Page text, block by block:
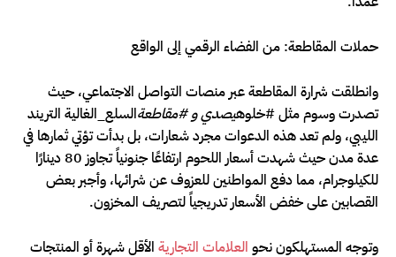
حملات المقاطعة: من الفضاء الرقمي إلى الواقع
وانطلقت شرارة المقاطعة عبر منصات التواصل الاجتماعي، حيث
تصدرت وسوم مثل #خلوهيصدي و #مقاطعةالسلع_الغالية التريند
الليبي، ولم تعد هذه الدعوات مجرد شعارات، بل بدأت تؤتي ثمارها في
عدة مدن حيث شهدت أسعار اللحوم ارتفاعًا جنونياً تجاوز 80 دينارًا
للكيلوجرام، مما دفع المواطنين للعزوف عن شرائها، وأجبر بعض
القصابين على خفض الأسعار تدريجياً لتصريف المخزون.
وتوجه المستهلكون نحو العلامات التجارية الأقل شهرة أو المنتجات